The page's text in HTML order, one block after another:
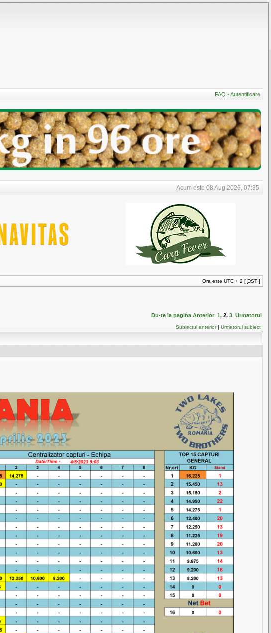
FAQ •Autentificare
Acum este 08 Aug 2026, 07:35
Ora este UTC + 2 [ DST ]
Du-te la pagina Anterior 1, 2, 3 Urmatorul
Subiectul anterior| Urmatorul subiect